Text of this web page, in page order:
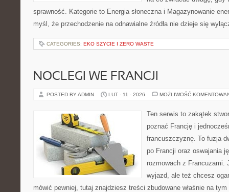
sprawność. Kategorie to Energia słoneczna i Magazynowanie
myśl, że przechodzenie na odnawialne źródła nie dzieje się
CATEGORIES: EKO SZYCIE I ZERO WASTE
NOCLEGI WE FRANCJI
POSTED BY ADMIN LUT - 11 - 2026 MOŻLIWOŚĆ
Ten serwis to zakątek
poznać Francję i
francuszczyznę. To fuzja
po Francji oraz oswajania
rozmowach z Francuzami.
wyjazd, ale też chcesz
mówić pewniej, tutaj znajdziesz treści zbudowane właśnie na